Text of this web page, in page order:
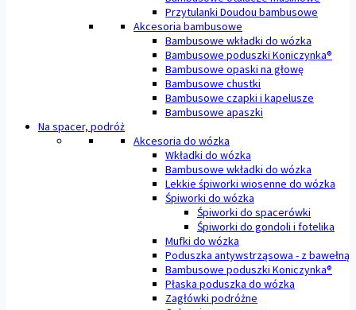
Przytulanki Doudou bambusowe
Akcesoria bambusowe
Bambusowe wkładki do wózka
Bambusowe poduszki Koniczynka®
Bambusowe opaski na głowę
Bambusowe chustki
Bambusowe czapki i kapelusze
Bambusowe apaszki
Na spacer, podróż
Akcesoria do wózka
Wkładki do wózka
Bambusowe wkładki do wózka
Lekkie śpiworki wiosenne do wózka
Śpiworki do wózka
Śpiworki do spacerówki
Śpiworki do gondoli i fotelika
Mufki do wózka
Poduszka antywstrząsowa - z bawełną
Bambusowe poduszki Koniczynka®
Płaska poduszka do wózka
Zagłówki podróżne